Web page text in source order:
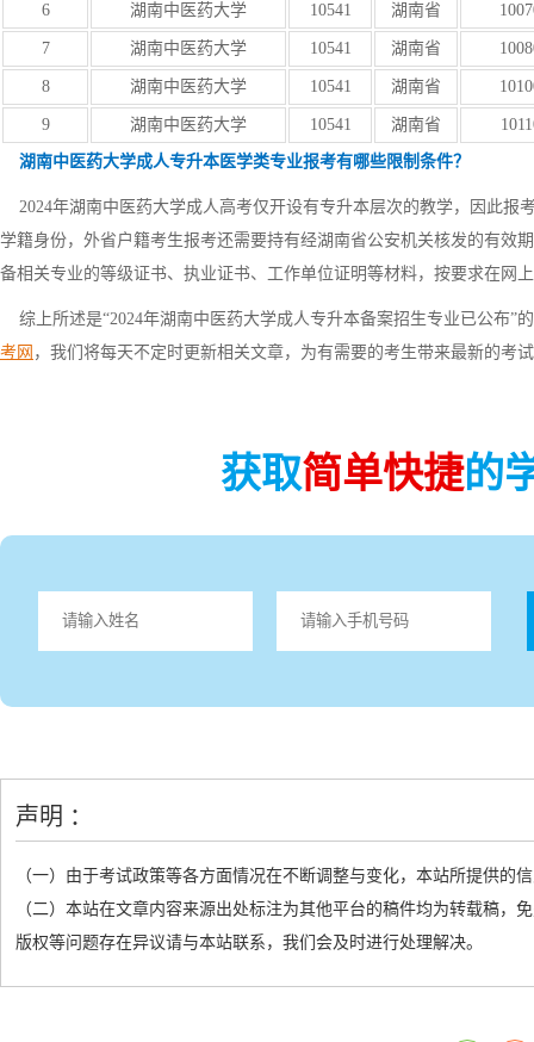
6 湖南中医药大学 10541 湖南省
7 湖南中医药大学 10541 湖南省
8 湖南中医药大学 10541 湖南省
9 湖南中医药大学 10541 湖南省
湖南中医药大学成人专升本医学类专业报考有哪些限制条件？
2024年湖南中医药大学成人高考仅开设有专升本层次的教学，因此报
学籍身份，外省户籍考生报考还需要持有经湖南省公安机关核发的有效
备相关专业的等级证书、执业证书、工作单位证明等材料，按要求在网
综上所述是“2024年湖南中医药大学成人专升本备案招生专业已公布”
考网 ，我们将每天不定时更新相关文章，为有需要的考生带来最新的考
获取简单快捷的
声明 ：
（一）由于考试政策等各方面情况在不断调整与变化，本站所提供的
（二）本站在文章内容来源出处标注为其他平台的稿件均为转载稿
版权等问题存在异议请与本站联系，我们会及时进行处理解决。